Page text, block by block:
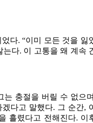
다. “이미 모든 것을 잃
는다. 이 고통을 왜 계속
는 충절을 버릴 수 없으
다고 말했다. 그 순간,
흘렸다고 전해진다. 이